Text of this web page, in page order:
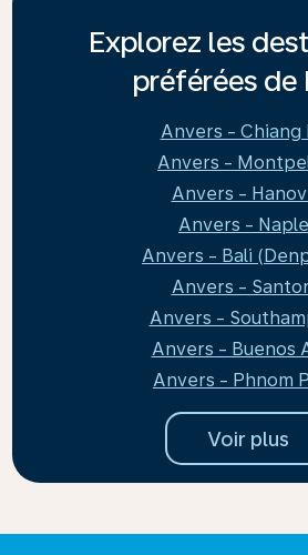
Explorez les
préférées de
Anvers - Chiang
Anvers -
Anvers -
Anvers -
Anvers - Bali
Anvers -
Anvers -
Anvers - Buenos
Anvers - Phnom
Voir plus